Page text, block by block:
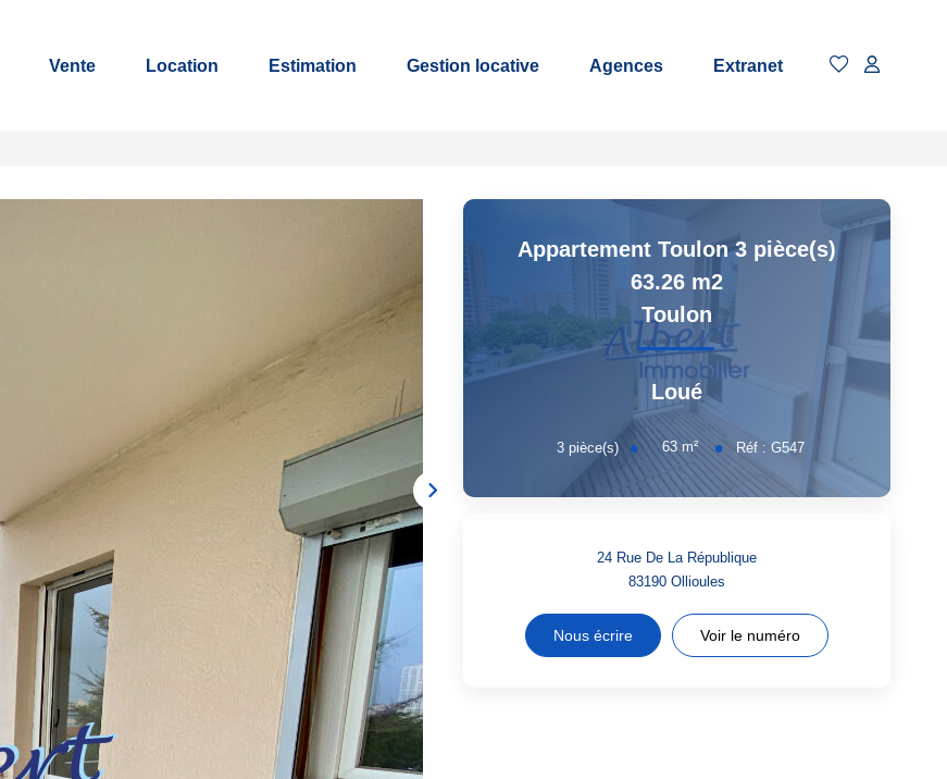
Vente Location Estimation Gestion locative Agences Extranet
Appartement Toulon 3 pièce(s)
63.26 m2
Toulon
Loué
3pièce(s) 63m² Réf :G547
24 Rue De La République
83190 Ollioules
Nous écrire Voir le numéro